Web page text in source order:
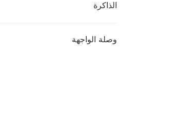
الذاكرة
وصلة الواجهة